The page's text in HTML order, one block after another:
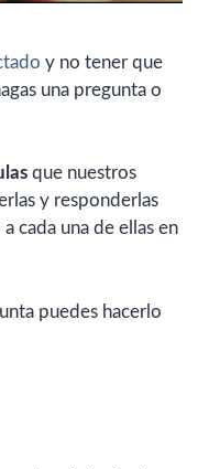
y no tener que
una pregunta o
que nuestros
y responderlas
cada una de ellas en
puedes hacerlo